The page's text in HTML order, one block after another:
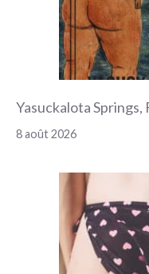
Yasuckalota
8 août 2026